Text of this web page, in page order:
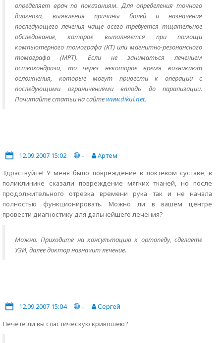
определяет врач по показаниям. Для определения точного
диагноза, выявления причины болей и назначения
последующего лечения чаще всего требуется тщательное
обследование, которое выполняется при помощи
компьютерного томографа (КТ) или магнитно-резонансного
томографа (МРТ). Если не заниматься лечением
остеохондроза, то через некоторое время возникают
осложнения, которые могут привести к операции с
последующими ограничениями вплодь до парализации.
Почитайте статьи на сайтеwww.dikul.net.
12.09.2007 15:02 -
Артем
Здраствуйте! У меня было повреждение в локтевом суставе, в
поликлинике сказали повреждение мягких тканей, но после
продолжительного отрезка времени рука так и не начала
полностью функционировать. Можно ли в вашем центре
провести диагностику для дальнейшего лечения?
Можно. Приходите на консультацию к ортопеду, сделаете
УЗИ, далее доктор назначит лечение.
12.09.2007 15:04 -
Сергей
Лечете ли вы спастическую кривошею?